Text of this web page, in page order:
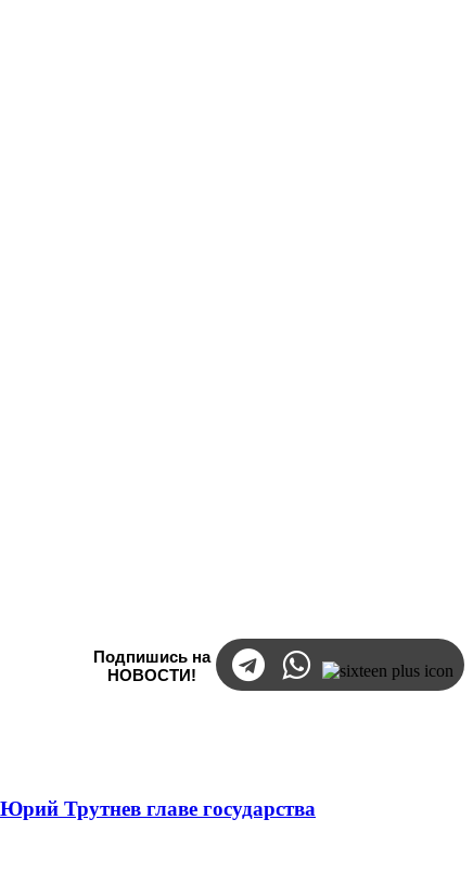
Подпишись на
НОВОСТИ!
Трутнев главе государства